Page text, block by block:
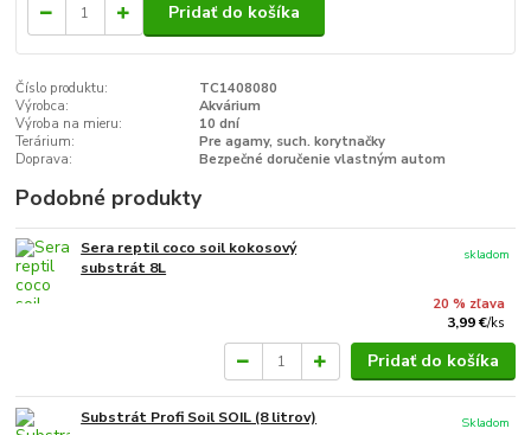
Pridať do košíka
Číslo produktu:
TC1408080
Výrobca:
Akvárium
Výroba na mieru:
10 dní
Terárium:
Pre agamy, such. korytnačky
Doprava:
Bezpečné doručenie vlastným autom
Podobné produkty
Sera reptil coco soil kokosový
substrát 8L
20 % zľava
3,99 €/ks
skladom
Pridať do košíka
Substrát Profi Soil SOIL (8 litrov)
Skladom